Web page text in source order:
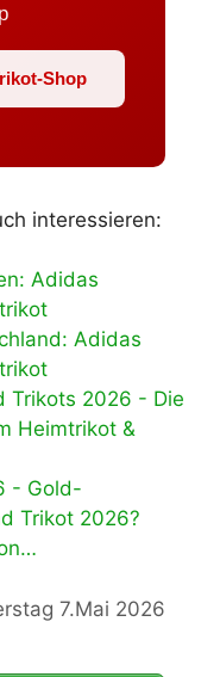
Shop
interessieren:
Adidas
Adidas
Trikots 2026 - Die
Heimtrikot &
- Gold-
Trikot 2026?
7.Mai 2026